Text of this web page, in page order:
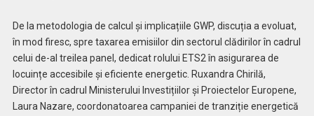
De la metodologia de calcul și implicațiile GWP, discuția a evoluat,
în mod firesc, spre taxarea emisiilor din sectorul clădirilor în cadrul
celui de-al treilea panel, dedicat rolului ETS2 în asigurarea de
locuințe accesibile și eficiente energetic. Ruxandra Chirilă,
Director în cadrul Ministerului Investițiilor și Proiectelor Europene,
Laura Nazare, coordonatoarea campaniei de tranziție energetică